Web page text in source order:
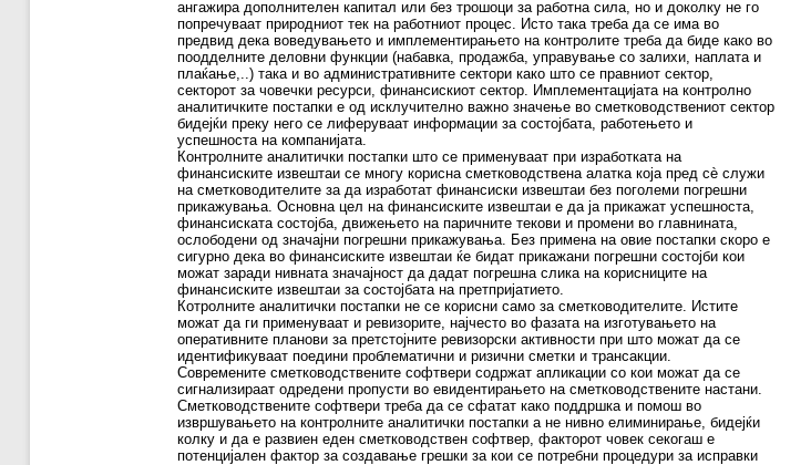
ангажира дополнителен капитал или без трошоци за работна сила, но и доколку не го
попречуваат природниот тек на работниот процес. Исто така треба да се има во
предвид дека воведувањето и имплементирањето на контролите треба да биде како во
поодделните деловни функции (набавка, продажба, управување со залихи, наплата и
плаќање,..) така и во административните сектори како што се правниот сектор,
секторот за човечки ресурси, финансискиот сектор. Имплементацијата на контролно
аналитичките постапки е од исклучително важно значење во сметководствениот сектор
бидејќи преку него се лиферуваат информации за состојбата, работењето и
успешноста на компанијата.
Контролните аналитички постапки што се применуваат при изработката на
финансиските извештаи се многу корисна сметководствена алатка која пред сè служи
на сметководителите за да изработат финансиски извештаи без поголеми погрешни
прикажувања. Основна цел на финансиските извештаи е да ја прикажат успешноста,
финансиската состојба, движењето на паричните текови и промени во главнината,
ослободени од значајни погрешни прикажувања. Без примена на овие постапки скоро е
сигурно дека во финансиските извештаи ќе бидат прикажани погрешни состојби кои
можат заради нивната значајност да дадат погрешна слика на корисниците на
финансиските извештаи за состојбата на претпријатието.
Котролните аналитички постапки не се корисни само за сметководителите. Истите
можат да ги применуваат и ревизорите, најчесто во фазата на изготувањето на
оперативните планови за претстојните ревизорски активности при што можат да се
идентификуваат поедини проблематични и ризични сметки и трансакции.
Современите сметководствените софтвери содржат апликации со кои можат да се
сигнализираат одредени пропусти во евидентирањето на сметководствените настани.
Сметководствените софтвери треба да се сфатат како поддршка и помош во
извршувањето на контролните аналитички постапки а не нивно елиминирање, бидејќи
колку и да е развиен еден сметководствен софтвер, факторот човек секогаш е
потенцијален фактор за создавање грешки за кои се потребни процедури за исправки